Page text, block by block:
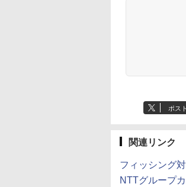
ポスト
関連リンク
フィッシング
NTTグループ